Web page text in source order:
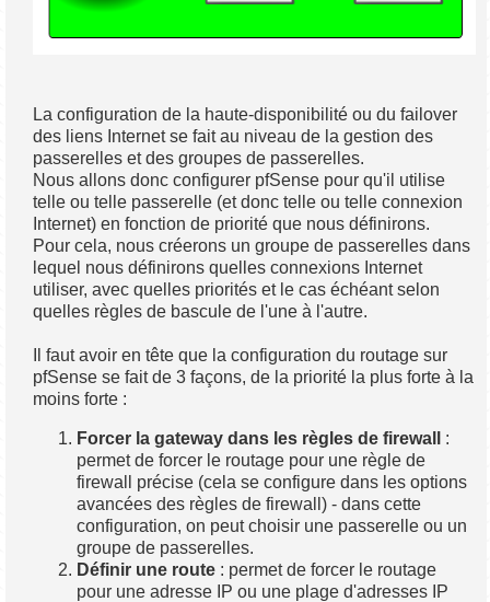
La configuration de la haute-disponibilité ou du failover
des liens Internet se fait au niveau de la gestion des
passerelles et des groupes de passerelles.
Nous allons donc configurer pfSense pour qu'il utilise
telle ou telle passerelle (et donc telle ou telle connexion
Internet) en fonction de priorité que nous définirons.
Pour cela, nous créerons un groupe de passerelles dans
lequel nous définirons quelles connexions Internet
utiliser, avec quelles priorités et le cas échéant selon
quelles règles de bascule de l'une à l'autre.
Il faut avoir en tête que la configuration du routage sur
pfSense se fait de 3 façons, de la priorité la plus forte à la
moins forte :
Forcer la gateway dans les règles de firewall
:
permet de forcer le routage pour une règle de
firewall précise (cela se configure dans les options
avancées des règles de firewall) - dans cette
configuration, on peut choisir une passerelle ou un
groupe de passerelles.
Définir une route : permet de forcer le routage
pour une adresse IP ou une plage d'adresses IP